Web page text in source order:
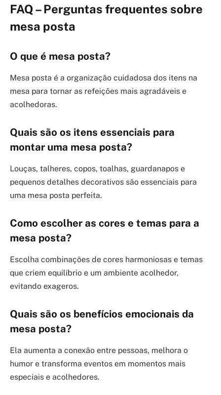
FAQ – Perguntas frequentes sobre
mesa posta
O que é mesa posta?
Mesa posta é a organização cuidadosa dos itens na
mesa para tornar as refeições mais agradáveis e
acolhedoras.
Quais são os itens essenciais para
montar uma mesa posta?
Louças, talheres, copos, toalhas, guardanapos e
pequenos detalhes decorativos são essenciais para
uma mesa posta perfeita.
Como escolher as cores e temas para a
mesa posta?
Escolha combinações de cores harmoniosas e temas
que criem equilíbrio e um ambiente acolhedor,
evitando exageros.
Quais são os benefícios emocionais da
mesa posta?
Ela aumenta a conexão entre pessoas, melhora o
humor e transforma eventos em momentos mais
especiais e acolhedores.